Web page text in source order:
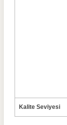
Kalite Seviyesi